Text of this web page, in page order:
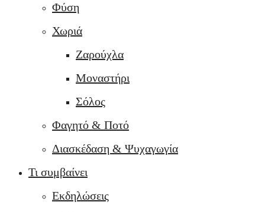
Φύση
Χωριά
Ζαρούχλα
Μοναστήρι
Σόλος
Φαγητό & Ποτό
Διασκέδαση & Ψυχαγωγία
Τι συμβαίνει
Εκδηλώσεις